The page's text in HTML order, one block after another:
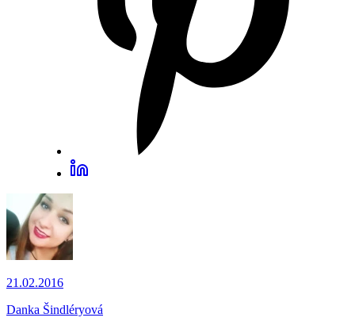
21.02.2016
Danka Šindléryová